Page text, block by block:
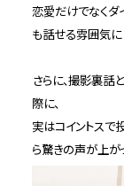
恋愛だけでなくダ
も話せる雰囲気に
さらに、撮影裏話
際に、
実はコイントス
ら驚きの声が上が